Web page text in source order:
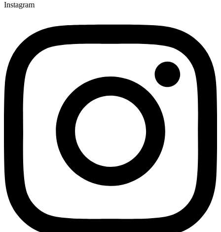
Instagram